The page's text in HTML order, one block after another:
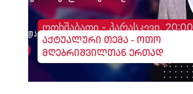
ოთხშაბათი - პარასკევი, 20:00
აქტუალური თემა - ოთო
მღებრიშვილთან ერთად